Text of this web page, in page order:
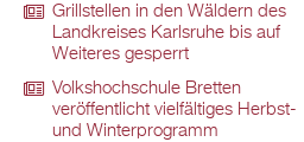
Grillstellen in den Wäldern des
Landkreises Karlsruhe bis auf
Weiteres gesperrt
Volkshochschule Bretten
veröffentlicht vielfältiges Herbst-
und Winterprogramm